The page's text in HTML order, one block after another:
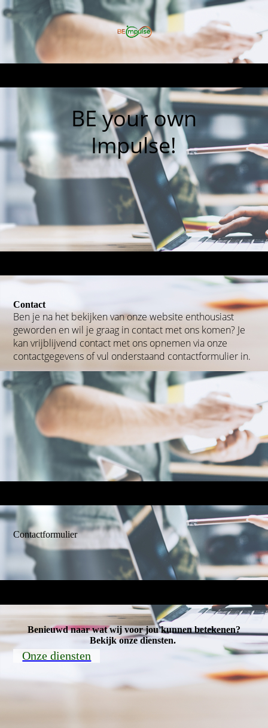
BE your own
Impulse!
Contact
Ben je na het bekijken van onze website enthousiast
geworden en wil je graag in contact met ons komen? Je
kan vrijblijvend contact met ons opnemen via onze
contactgegevens of vul onderstaand contactformulier in.
Contactformulier
Benieuwd naar wat wij voor jou kunnen betekenen?
Bekijk onze diensten.
Onze diensten